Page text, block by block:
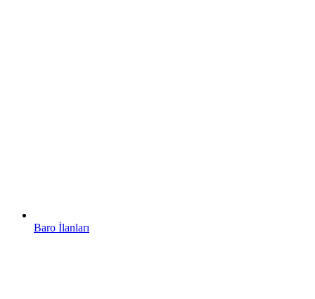
Baro İlanları